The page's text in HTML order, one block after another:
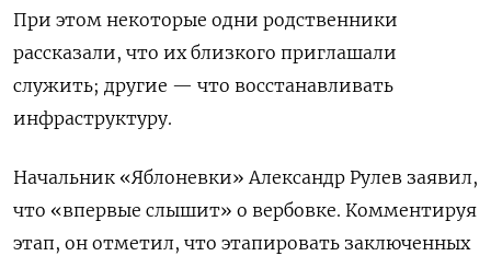
При этом некоторые одни родственники
рассказали, что их близкого приглашали
служить; другие — что восстанавливать
инфраструктуру.
Начальник «Яблоневки» Александр Рулев заявил,
что «впервые слышит» о вербовке. Комментируя
этап, он отметил, что этапировать заключенных